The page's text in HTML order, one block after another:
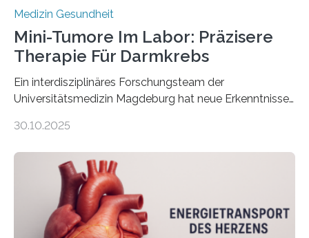
Medizin Gesundheit
Mini-Tumore Im Labor: Präzisere
Therapie Für Darmkrebs
Ein interdisziplinäres Forschungsteam der
Universitätsmedizin Magdeburg hat neue Erkenntnisse
behandelt werden kann. In ihrer aktuellen Studie,
Oncology, zeigen die Forschenden, dass Mini-Tumore
aus Gewebe von Patientinnen und Patienten –
sogenannte Organoide – genutzt werden können, um
vorab zu prüfen, welche Medikamente am besten
wirken. Dabei wurde ein Eiweiß identifiziert, das künftig
30.10.2025